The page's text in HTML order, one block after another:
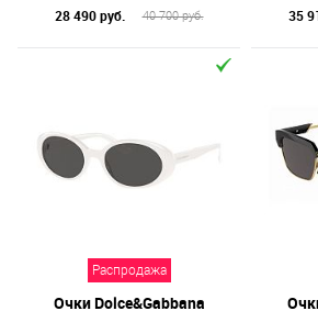
28 490 руб. 40 700 руб. 35
Распродажа
Очки Dolce&Gabbana